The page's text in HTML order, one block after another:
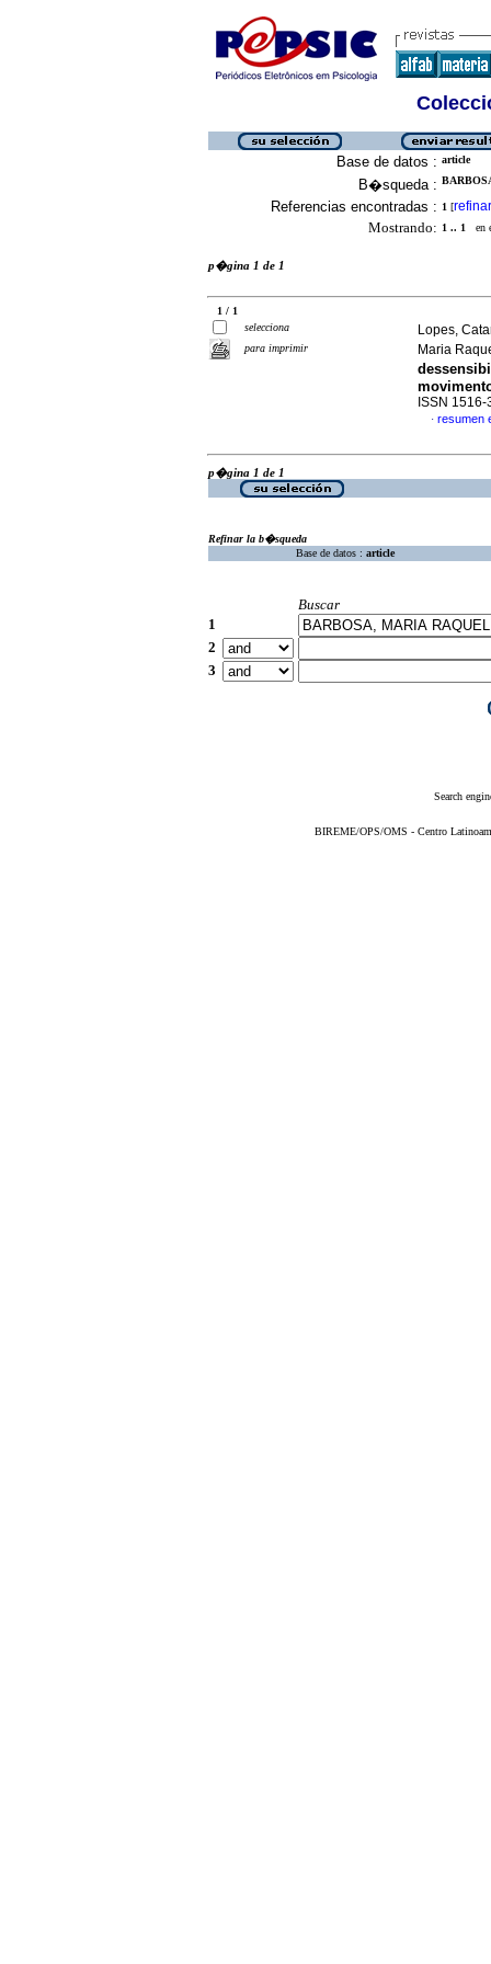
Base de datos : article
B�squeda :
Referencias encontradas : 1 [refinar
Mostrando: 1 .. 1 en
p�gina 1 de 1
1 / 1
selecciona
para imprimir
Lopes,
Maria
ISSN 1516-
· resumen
p�gina 1 de 1
Refinar la b�squeda
Base de datos : article
Buscar
1
2
3
Search
BIREME/OPS/OMS - Centro